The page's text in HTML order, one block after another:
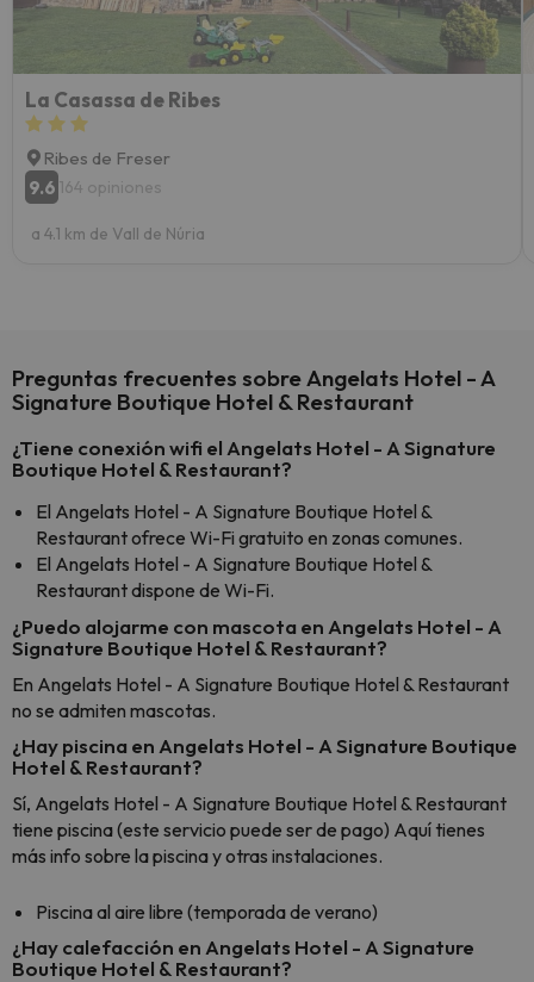
La Casassa de Ribes
Ribes de Freser
9.6 164 opiniones
a 4.1 km de Vall de Núria
Preguntas frecuentes sobre Angelats Hotel - A
Signature Boutique Hotel & Restaurant
¿Tiene conexión wifi el Angelats Hotel - A Signature
Boutique Hotel & Restaurant?
El Angelats Hotel - A Signature Boutique Hotel &
Restaurant ofrece Wi-Fi gratuito en zonas comunes.
El Angelats Hotel - A Signature Boutique Hotel &
Restaurant dispone de Wi-Fi.
¿Puedo alojarme con mascota en Angelats Hotel - A
Signature Boutique Hotel & Restaurant?
En Angelats Hotel - A Signature Boutique Hotel & Restaurant
no se admiten mascotas.
¿Hay piscina en Angelats Hotel - A Signature Boutique
Hotel & Restaurant?
Sí, Angelats Hotel - A Signature Boutique Hotel & Restaurant
tiene piscina (este servicio puede ser de pago) Aquí tienes
más info sobre la piscina y otras instalaciones.
Piscina al aire libre (temporada de verano)
¿Hay calefacción en Angelats Hotel - A Signature
Boutique Hotel & Restaurant?